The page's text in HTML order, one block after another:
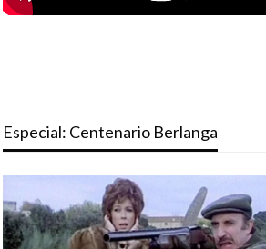
Especial: Centenario Berlanga